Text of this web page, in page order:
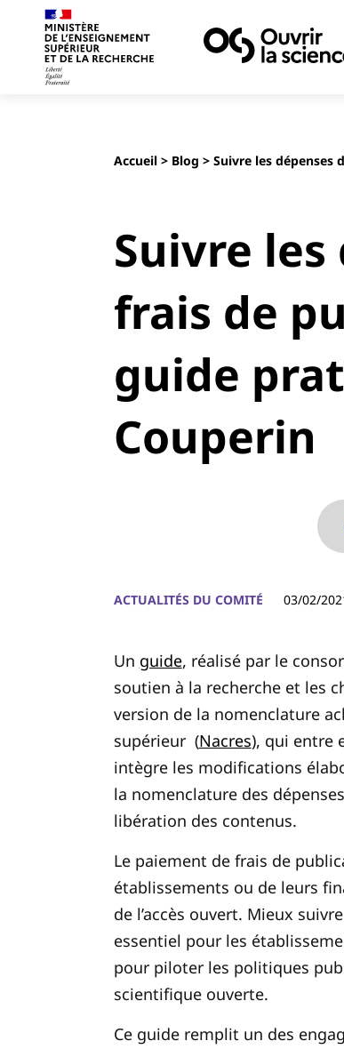
Accueil> Blog > Suivre les
Suivre les
frais de
guide
Couperin
ACTUALITÉS DU COMITÉ 03/02/
Un guide, réalisé par le
soutien à la recherche et les
version de la nomenclature
supérieur (Nacres), qui entre
intègre les modifications
la nomenclature des
libération des contenus.
Le paiement de frais de
établissements ou de leurs
de l’accès ouvert. Mieux
essentiel pour les
pour piloter les politiques
scientifique ouverte.
Ce guide remplit un des